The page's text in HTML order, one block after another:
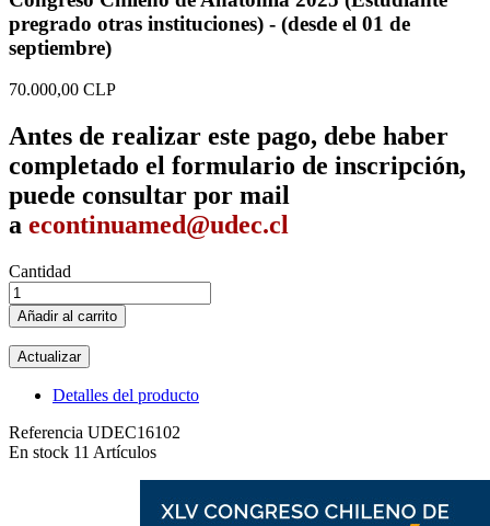
pregrado otras instituciones) - (desde el 01 de
septiembre)
70.000,00 CLP
Antes de realizar este pago, debe haber
completado el formulario de inscripción,
puede consultar por mail
a econtinuamed@udec.cl
Cantidad
Añadir al carrito
Detalles del producto
Referencia UDEC16102
En stock 11 Artículos